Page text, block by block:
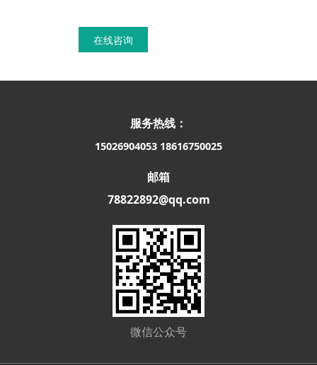
在线咨询
服务热线：
15026904053 18616750025
邮箱
78822892@qq.com
微信公众号